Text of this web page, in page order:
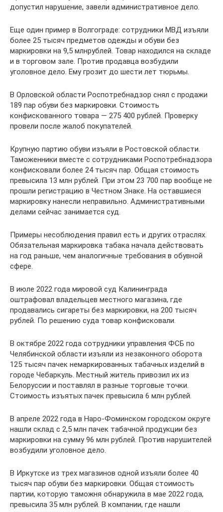
допустил нарушение, завели административное дело.
Еще один пример в Волгограде: сотрудники МВД изъяли
более 25 тысяч предметов одежды и обуви без
маркировки на 9,5 млнрублей. Товар находился на складе
и в торговом зале. Против продавца возбудили
уголовное дело. Ему грозит до шести лет тюрьмы.
В Орловской области Роспотребнадзор снял с продажи
189 пар обуви без маркировки. Стоимость
конфискованного товара — 275 400 рублей. Проверку
провели после жалоб покупателей.
Крупную партию обуви изъяли в Ростовской области.
Таможенники вместе с сотрудниками Роспотребнадзора
конфисковали более 24 тысяч пар. Общая стоимость
превысила 13 млн рублей. При этом 23 700 пар вообще не
прошли регистрацию в Честном Знаке. На оставшиеся
маркировку нанесли неправильно. Административными
делами сейчас занимается суд.
Примеры несоблюдения правил есть и других отраслях.
Обязательная маркировка табака начала действовать
на год раньше, чем аналогичные требования в обувной
сфере.
В июле 2022 года мировой суд Калининграда
оштрафовал владельцев местного магазина, где
продавались сигареты без маркировки, на 200 тысяч
рублей. По решению суда товар конфисковали.
В октябре 2022 года сотрудники управления ФСБ по
Челябинской области изъяли из незаконного оборота
125 тысяч пачек немаркированных табачных изделий в
городе Чебаркуль. Местный житель привозил их из
Белоруссии и поставлял в разные торговые точки.
Стоимость изъятых пачек превысила 6 млн рублей.
В апреле 2022 года в Наро-Фоминском городском округе
нашли склад с 2,5 млн пачек табачной продукции без
маркировки на сумму 96 млн рублей. Против нарушителей
возбудили уголовное дело.
В Иркутске из трех магазинов одной изъяли более 40
тысяч пар обуви без маркировки. Общая стоимость
партии, которую таможня обнаружила в мае 2022 года,
превысила 35 млн рублей. В компании, где нашли